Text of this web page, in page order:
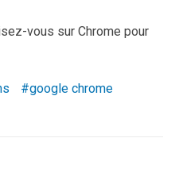
vous sur Chrome pour
google chrome